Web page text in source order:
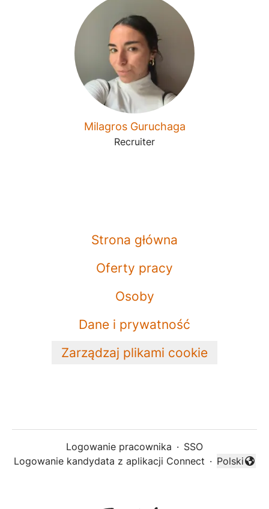
Milagros Guruchaga
Recruiter
Strona główna
Oferty pracy
Osoby
Dane i prywatność
Zarządzaj plikami cookie
Logowanie pracownika · SSO
Logowanie kandydata z aplikacji Connect ·
Zmień
Polski